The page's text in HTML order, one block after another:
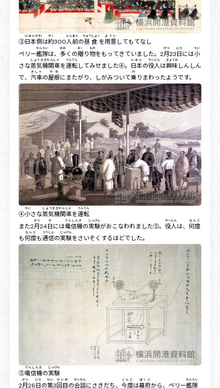
③日本側
にほんがわ
は約
やく
300人前
にんまえ
の昼食
ちゅうしょく
を用意
ようい
してもてなし
ペリー艦隊
かんたい
は、 多
おお
くの贈
おく
り物
もの
をもってきていました。2月
がつ
23日
にち
には小
ちい
さな蒸気機関車
じょうききかんしゃ
を運転
うんてん
してみせました④。 日本
にほん
の役人
やくにん
は興味
きょうみ
しんしん
で、 汽車
きしゃ
の屋根
やね
にまたがり、しがみついて乗
の
りまわったようです。
④小
ちい
さな蒸気機関車
じょうききかんしゃ
を運転
うんてん
また2月
がつ
24日
か
には電信機
でんしんき
の実験
じっけん
がおこなわれました⑤。 役人
やくにん
は、 何度
なんど
も何度
なんど
も通信
つうしん
の実験
じっけん
をさいそくするほどでした。
⑤電信機
でんしんき
の実験
じっけん
2月
がつ
26日
にち
の第
だい
3回目
かいめ
の会談
かいだん
にさきだち、 今度
こんど
は幕府
ばくふ
から、ペリー艦隊
かんたい